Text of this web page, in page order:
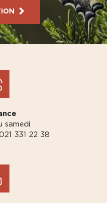
samedi
331 22 38